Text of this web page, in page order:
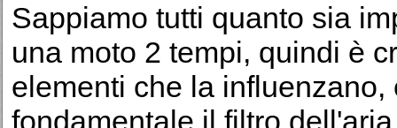
Sappiamo tutti quanto sia
una moto 2 tempi, quindi è
elementi che la
fondamentale il filtro